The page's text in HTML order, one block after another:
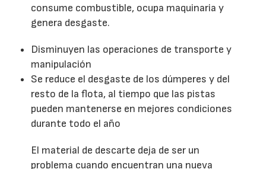
consume combustible, ocupa maquinaria y
genera desgaste.
Disminuyen las operaciones de transporte y
manipulación
Se reduce el desgaste de los dúmperes y del
resto de la flota, al tiempo que las pistas
pueden mantenerse en mejores condiciones
durante todo el año
El material de descarte deja de ser un
problema cuando encuentran una nueva